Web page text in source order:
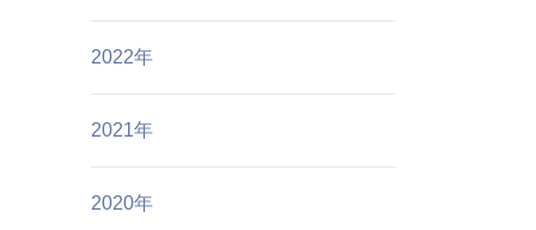
2022年
2021年
2020年